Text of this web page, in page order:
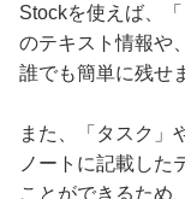
Stockを使えば、
のテキスト情報や
誰でも簡単に残せ
また、「タスク」
ノートに記載した
ことができるため